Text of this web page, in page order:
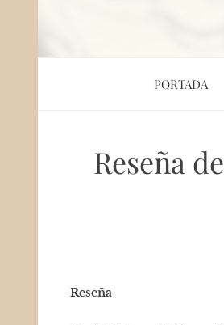
PORTADA
Reseña de
Reseña